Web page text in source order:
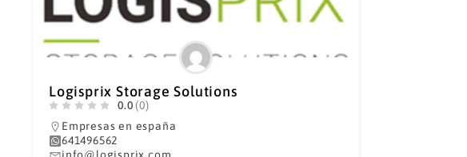
Logisprix Storage Solutions
0.0 (0)
Empresas en españa
641496562